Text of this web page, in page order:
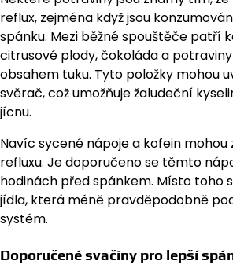
reflux, zejména když jsou
spánku. Mezi běžné spouštěče patří
citrusové plody, čokoláda a
obsahem tuku. Tyto položky mohou
svěrač, což umožňuje žaludeční
jícnu.
Navíc sycené nápoje a kofein
refluxu. Je doporučeno se těmto
hodinách před spánkem. Místo toho
jídla, která méně pravděpodobně
systém.
Doporučené svačiny pro lepší